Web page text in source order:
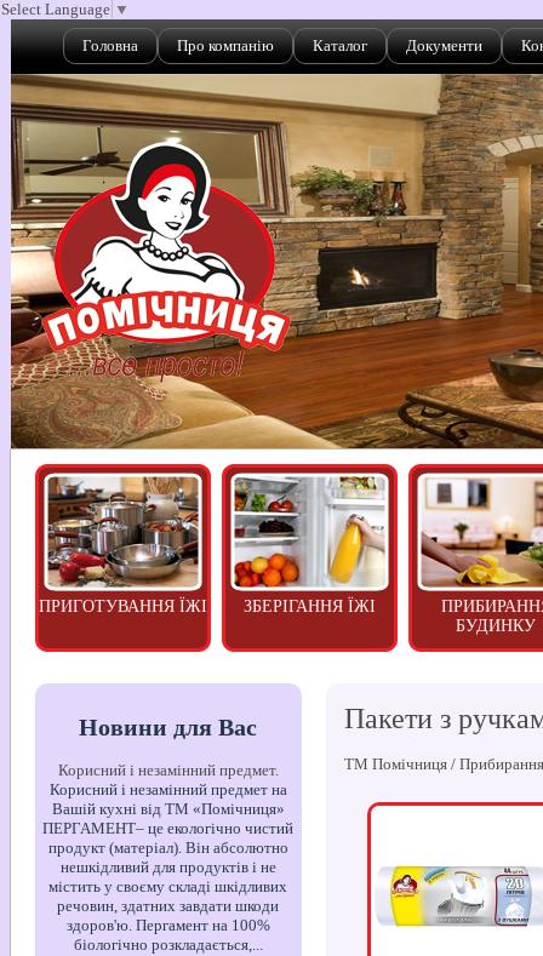
Select Language ▼
Головна
Про компанію Каталог Документи
ПРИГОТУВАННЯ ЇЖІ ЗБЕРІГАННЯ ЇЖІ
БУДИНКУ
Новини для Вас
Корисний і незамінний предмет.
Корисний і незамінний предмет на
Вашій кухні від ТМ «Помічниця»
ПЕРГАМЕНТ– це екологічно чистий
продукт (матеріал). Він абсолютно
нешкідливий для продуктів і не
містить у своєму складі шкідливих
речовин, здатних завдати шкоди
здоров'ю. Пергамент на 100%
біологічно розкладається,...
Пакети з
ТМ Помічниця/